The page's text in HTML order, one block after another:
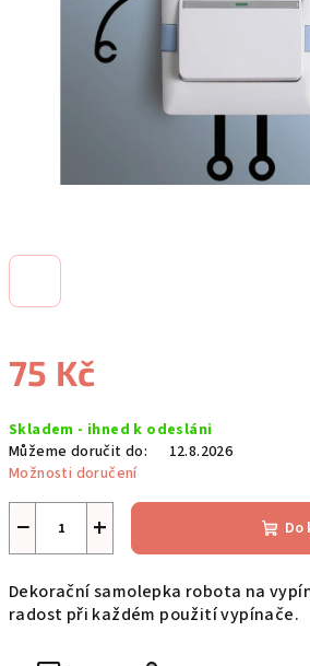
75 Kč
cena:
Skladem - ihned k odesláni
Můžeme doručit do:
12.8.2026
Možnosti doručení
+
− Do
Dekorační samolepka robota na
radost při každém použití vypínače.